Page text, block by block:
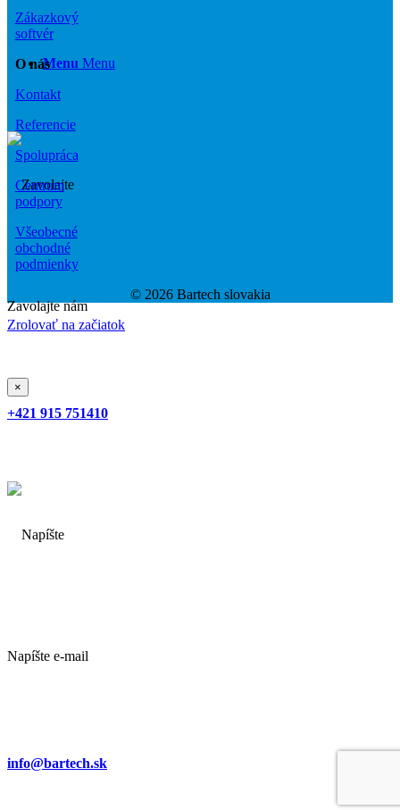
Menu Menu
Zavolajte nám
+421 915 751410
Napíšte e-mail
info@bartech.sk
Zákazkový
softvér
O nás
Kontakt
Referencie
Spolupráca
Centrum
podpory
Všeobecné
obchodné
podmienky
© 2026 Bartech slovakia
Zrolovať na začiatok
×